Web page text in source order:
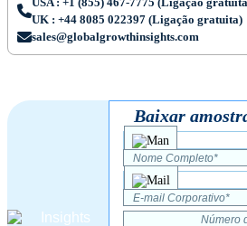
UK : +44 8085 022397 (Ligação gratuita)
sales@globalgrowthinsights.com
Baixar